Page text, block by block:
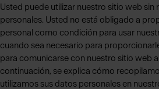
Usted puede utilizar nuestro sitio web sin
personales. Usted no está obligado a
personal como condición para usar
cuando sea necesario para
para comunicarse con nuestro sitio web
continuación, se explica cómo
utilizamos sus datos personales en